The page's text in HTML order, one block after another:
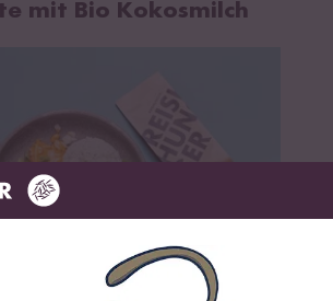
mit Bio Kokosmilch